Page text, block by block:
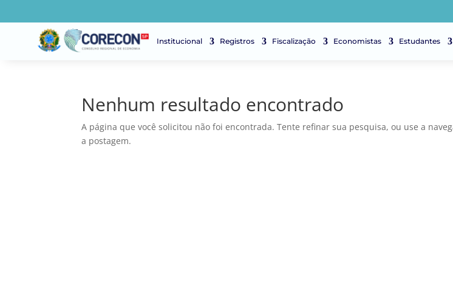
Institucional Registros Fiscalização Economistas Estudantes
Nenhum resultado encontrado
A página que você solicitou não foi encontrada. Tente refinar sua pesquisa, ou use a
a postagem.